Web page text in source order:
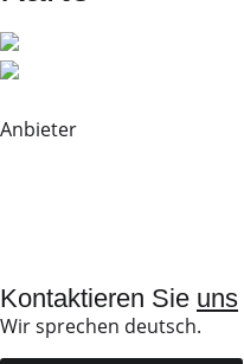
Anbieter
Kontaktieren Sie uns
Wir sprechen deutsch.